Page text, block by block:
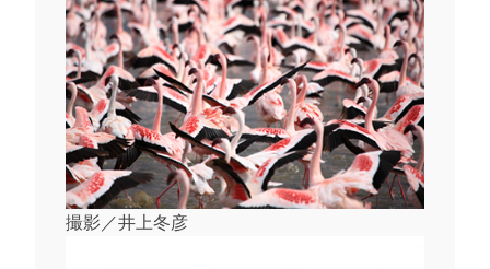
撮影／井上冬彦